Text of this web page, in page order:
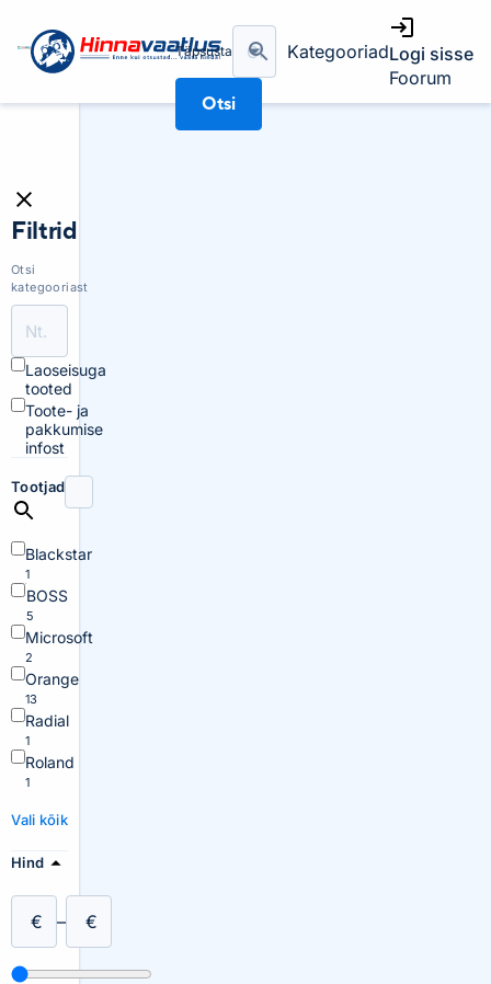
Täpsusta
Otsi
KategooriadLogi sisse
Foorum
Filtrid
Otsi
kategooriast
Laoseisuga
tooted
Toote- ja
pakkumise
infost
Tootjad
Blackstar
1
BOSS
5
Microsoft
2
Orange
13
Radial
1
Roland
1
Vali kõik
Hind
€ – €